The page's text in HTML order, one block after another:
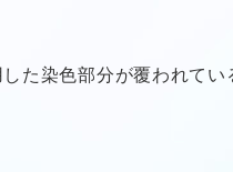
た染色部分が覆われてい